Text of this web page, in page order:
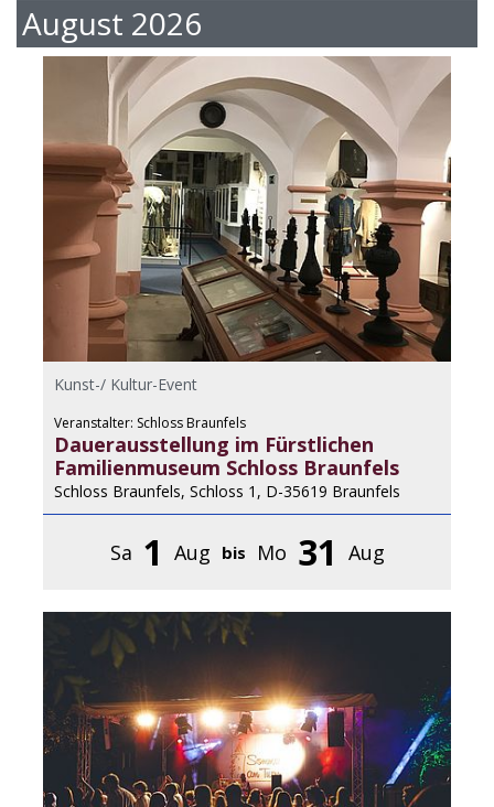
August 2026
Kunst-/ Kultur-Event
Veranstalter: Schloss Braunfels
Dauerausstellung im Fürstlichen
Familienmuseum Schloss Braunfels
Schloss Braunfels, Schloss 1, D-35619 Braunfels
Sa 1 Aug bis Mo 31 Aug